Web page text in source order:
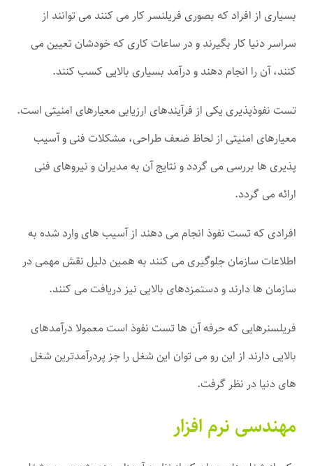
بسیاری از افراد که بصوری فریلنسر کار می کنند می توانند از
سراسر دنیا کار بگیرند و در ساعات کاری که خودشان تعیین می
کنند، آن را انجام دهند و درآمد بسیاری بالایی کسب کنند.
تست نفوذپذیری یکی از فرآیندهای ارزیابی معیارهای امنیتی است.
معیارهای امنیتی از لحاظ ضعف طراحی، مشکلات فنی و آسیب
پذیری ها بررسی می گردد و نتایج آن به مدیران و نیروهای فنی
ارائه می گردد.
افرادی که تست نفوذ انجام می دهند از آسیب های وارد شده به
اطلاعات سازمان جلوگیری می کنند به همین دلیل نقش مهمی در
سازمان ها دارند و دستمزدهای بالایی نیز دریافت می کنند.
فریلسنرهایی که حرفه آن ها تست نفوذ است معمولا درآمدهای
بالایی دارند از این رو می توان این شغل را جز پردرآمدترین شغل
های دنیا در نظر گرفت.
مهندسی نرم افزار